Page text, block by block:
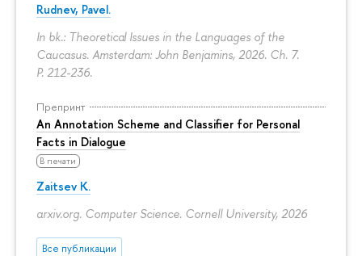
Rudnev, Pavel.
In bk.: Theoretical Issues in the Languages of the
Caucasus. Amsterdam: John Benjamins, 2026. Ch. 7.
P. 212-236.
Препринт
An Annotation Scheme and Classifier for Personal
Facts in Dialogue
В печати
Zaitsev K.
arxiv.org. Computer Science. Cornell University, 2026
Все публикации